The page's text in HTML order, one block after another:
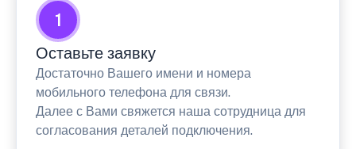
1
Оставьте заявку
Достаточно Вашего имени и номера
мобильного телефона для связи.
Далее с Вами свяжется наша сотрудница для
согласования деталей подключения.